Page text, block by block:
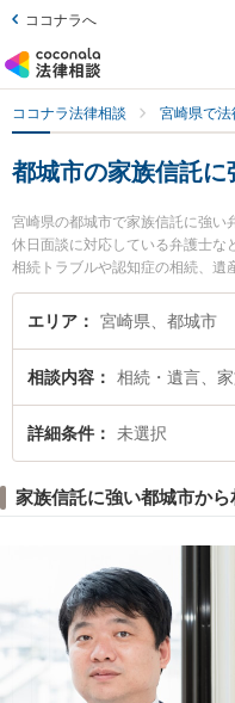
ココナラへ
ココナラ法律相談 宮崎県で
都城市の家族信託に
宮崎県の都城市で家族信託に強い
休日面談に対応している弁護士な
相続トラブルや認知症の相続、遺
き便利です。特に佐々木健法律事
の近藤 和弘弁護士のプロフィー
たい』『初回相談無料で家族信
約したい』などでお困りの相談者
エリア 宮崎県、都城市
相談内容 相続・遺言、
詳細条件 未選択
家族信託に強い都城市か